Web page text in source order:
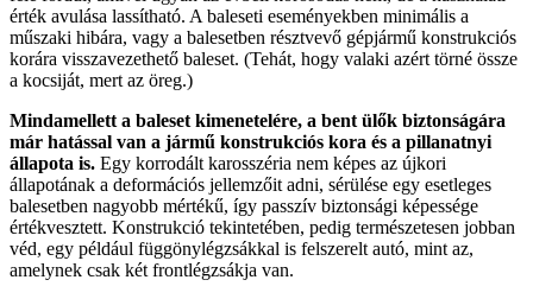
érték avulása lassítható. A baleseti eseményekben minimális a
műszaki hibára, vagy a balesetben résztvevő gépjármű konstrukciós
korára visszavezethető baleset. (Tehát, hogy valaki azért törné össze
a kocsiját, mert az öreg.)
Mindamellett a baleset kimenetelére, a bent ülők biztonságára
már hatással van a jármű konstrukciós kora és a pillanatnyi
állapota is. Egy korrodált karosszéria nem képes az újkori
állapotának a deformációs jellemzőit adni, sérülése egy esetleges
balesetben nagyobb mértékű, így passzív biztonsági képessége
értékvesztett. Konstrukció tekintetében, pedig természetesen jobban
véd, egy például függönylégzsákkal is felszerelt autó, mint az,
amelynek csak két frontlégzsákja van.